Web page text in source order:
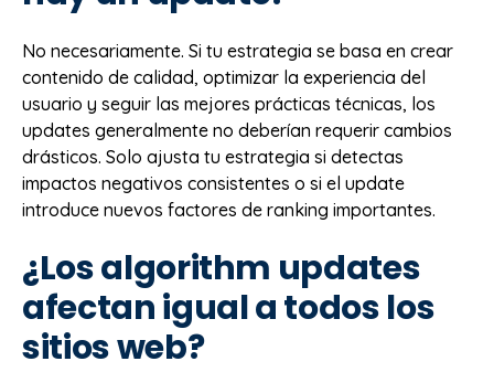
No necesariamente. Si tu estrategia se basa en crear
contenido de calidad, optimizar la experiencia del
usuario y seguir las mejores prácticas técnicas, los
updates generalmente no deberían requerir cambios
drásticos. Solo ajusta tu estrategia si detectas
impactos negativos consistentes o si el update
introduce nuevos factores de ranking importantes.
¿Los algorithm updates
afectan igual a todos los
sitios web?